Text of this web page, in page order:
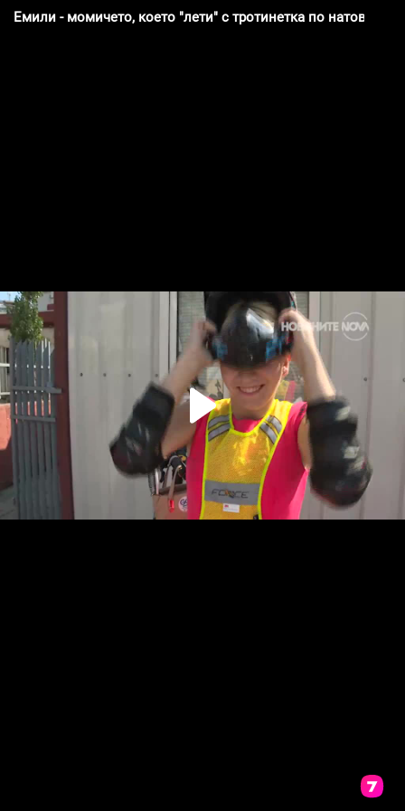
Емили - момичето, което "лети" с тротинетка по